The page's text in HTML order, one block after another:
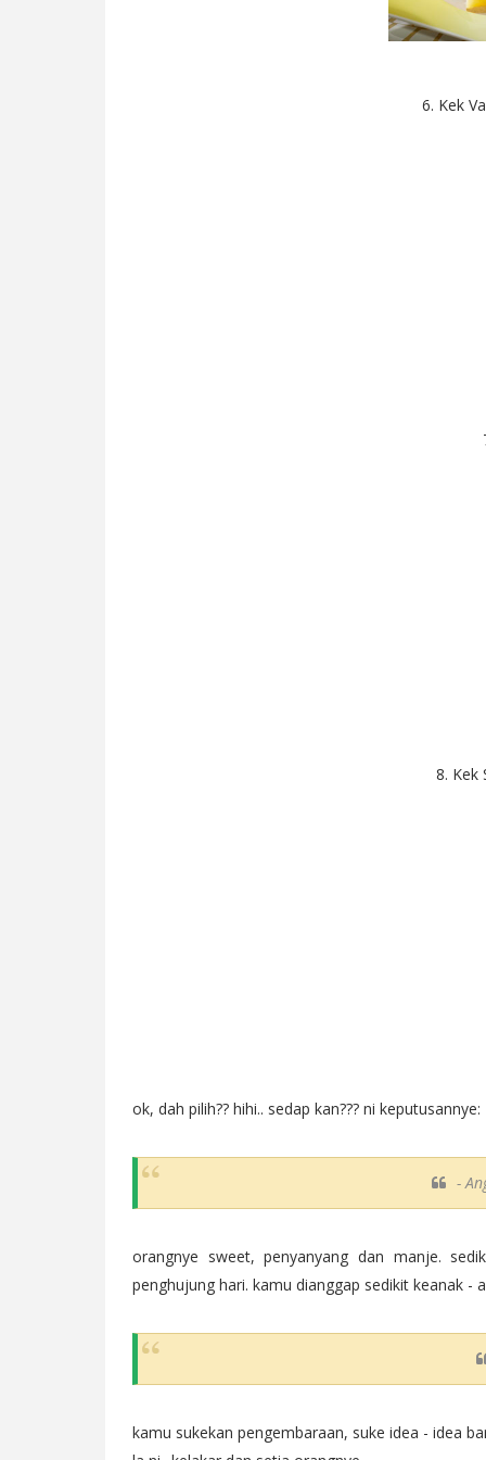
6. Kek
8. Kek
ok, dah pilih?? hihi.. sedap kan??? ni keputusannye:
-
orangnye sweet, penyanyang dan manje.
penghujung hari. kamu dianggap sedikit keanak
kamu sukekan pengembaraan, suke idea - idea